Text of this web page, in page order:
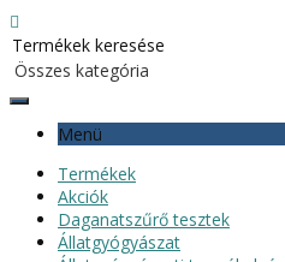
Menü
Termékek
Akciók
Daganatszűrő tesztek
Állatgyógyászat